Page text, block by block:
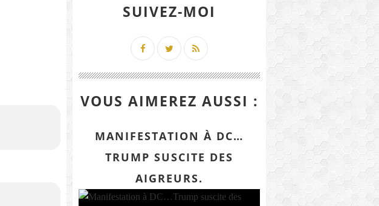
SUIVEZ-MOI
VOUS AIMEREZ AUSSI :
MANIFESTATION À DC…
TRUMP SUSCITE DES
AIGREURS.